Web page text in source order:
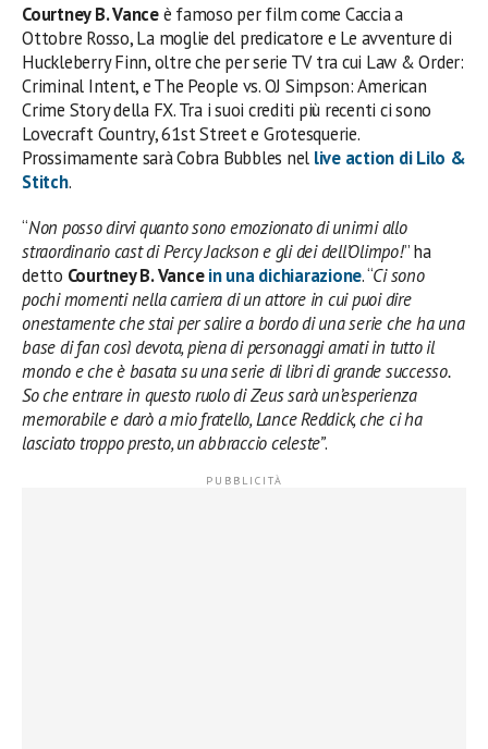
Courtney B. Vanceè famoso per film come Caccia a
Ottobre Rosso, La moglie del predicatore e Le avventure di
Huckleberry Finn, oltre che per serie TV tra cui Law & Order:
Criminal Intent, e The People vs. OJ Simpson: American
Crime Story della FX. Tra i suoi crediti più recenti ci sono
Lovecraft Country, 61st Street e Grotesquerie.
Prossimamente sarà Cobra Bubbles nel live action di Lilo &
Stitch.
“Non posso dirvi quanto sono emozionato di unirmi allo
straordinario cast di Percy Jackson e gli dei dell’Olimpo!” ha
detto Courtney B. Vance in una dichiarazione. “Ci sono
pochi momenti nella carriera di un attore in cui puoi dire
onestamente che stai per salire a bordo di una serie che ha una
base di fan così devota, piena di personaggi amati in tutto il
mondo e che è basata su una serie di libri di grande successo.
So che entrare in questo ruolo di Zeus sarà un’esperienza
memorabile e darò a mio fratello, Lance Reddick, che ci ha
lasciato troppo presto, un abbraccio celeste”.